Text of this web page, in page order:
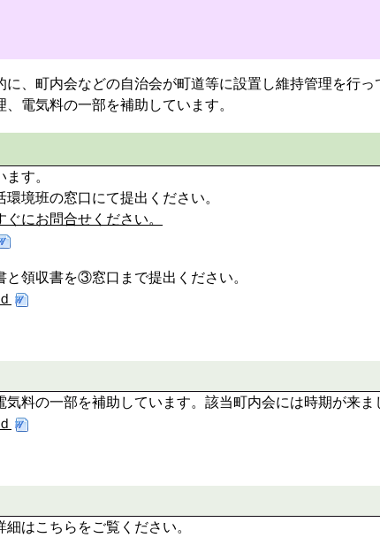
、町内会などの自治会が町道等に設置し維持管理を行
電気料の一部を補助しています。
す。
境班の窓口にて提出ください。
ぐにお問合せください。
領収書を③窓口まで提出ください。
料の一部を補助しています。該当町内会には時期が来ま
はこちらをご覧ください。